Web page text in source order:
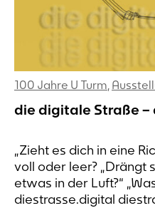
100 Jahre U Turm,
die digitale Straße
„Zieht es dich in eine
voll oder leer? „Drängt
etwas in der Luft?“
diestrasse.digital